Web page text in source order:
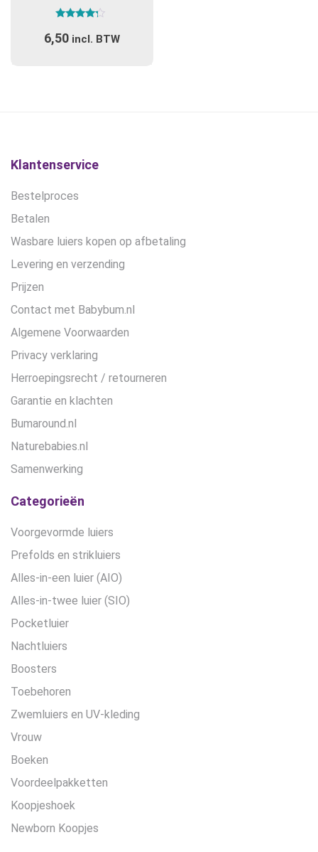
variaties.
optie
4.00
uit 5
6,50 incl. BTW
Klantenservice
Bestelproces
Betalen
Wasbare luiers kopen op afbetaling
Levering en verzending
Prijzen
Contact met Babybum.nl
Algemene Voorwaarden
Privacy verklaring
Herroepingsrecht / retourneren
Garantie en klachten
Bumaround.nl
Naturebabies.nl
Samenwerking
Categorieën
Voorgevormde luiers
Prefolds en strikluiers
Alles-in-een luier (AIO)
Alles-in-twee luier (SIO)
Pocketluier
Nachtluiers
Boosters
Toebehoren
Zwemluiers en UV-kleding
Vrouw
Boeken
Voordeelpakketten
Koopjeshoek
Newborn Koopjes